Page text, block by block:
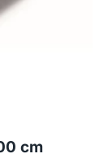
cm